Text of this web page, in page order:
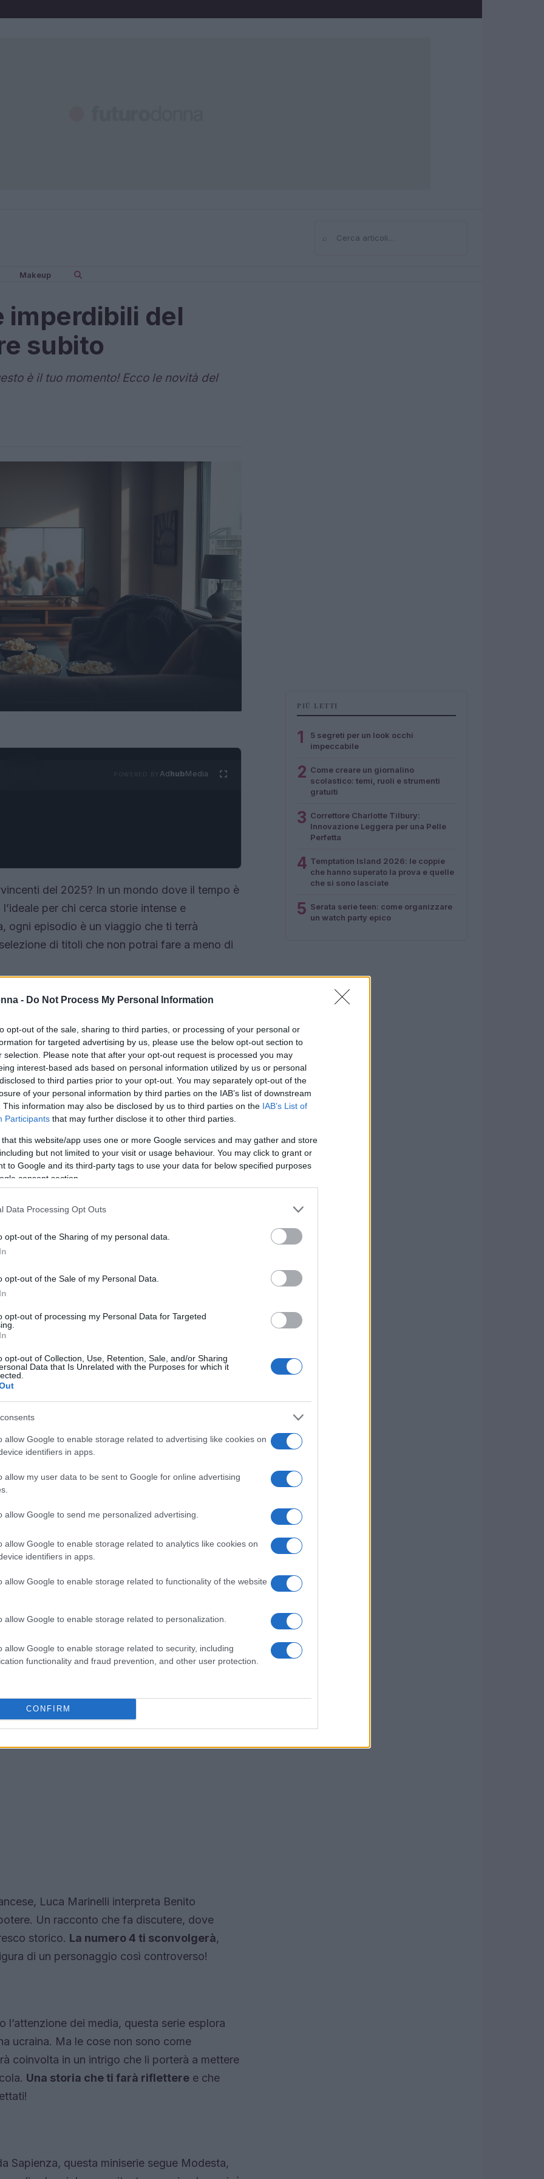
- Do Not Process My Personal Information
opt-out of the sale, sharing to third parties, or processing of your personal or
for targeted advertising by us, please use the below opt-out section to
selection. Please note that after your opt-out request is processed you may
interest-based ads based on personal information utilized by us or personal
to third parties prior to your opt-out. You may separately opt-out of the
of your personal information by third parties on the IAB’s list of downstream
This information may also be disclosed by us to third parties on the IAB’s List of
Participants that may further disclose it to other third parties.
that this website/app uses one or more Google services and may gather and store
but not limited to your visit or usage behaviour. You may click to grant or
to Google and its third-party tags to use your data for below specified purposes
consent section.
Data Processing Opt Outs
opt-out of the Sharing of my personal data.
opt-out of the Sale of my Personal Data.
opt-out of processing my Personal Data for Targeted
opt-out of Collection, Use, Retention, Sale, and/or Sharing
Data that Is Unrelated with the Purposes for which it
allow Google to enable storage related to advertising like cookies on
identifiers in apps.
allow my user data to be sent to Google for online advertising
allow Google to send me personalized advertising.
allow Google to enable storage related to analytics like cookies on
identifiers in apps.
allow Google to enable storage related to functionality of the website
allow Google to enable storage related to personalization.
allow Google to enable storage related to security, including
functionality and fraud prevention, and other user protection.
CONFIRM
⌕Cerca
Makeup
imperdibili del
subito
è il tuo momento! Ecco le novità del
AdhubMedia
del 2025? In un mondo dove il tempo è
per chi cerca storie intense e
ogni episodio è un viaggio che ti terrà
di titoli che non potrai fare a meno di
questa miniserie in otto episodi su
familiare. Chloe e Nicky, due sorelle
da un omicidio che le costringe a
episodio dopo episodio mentre segreti
mai a cosa scopriranno!
non puoi perderti questa serie. Ambientata
Cordelia Cupp (Uzo Aduba) che deve
cena di stato. Ogni invitato diventa un
la verità si fa sempre più sfuggente. La prima
è una miniserie che promette di
stellare, tra cui Kim Rossi Stuart, la storia
con i cambiamenti politici e sociali. Sarà
sopraffatto dalla nuova borghesia?
Un
Luca Marinelli interpreta Benito
Un racconto che fa discutere, dove
storico. La numero 4 ti sconvolgerà,
di un personaggio così controverso!
l’attenzione dei media, questa serie esplora
ucraina. Ma le cose non sono come
coinvolta in un intrigo che li porterà a mettere
Una storia che ti farà riflettere e che
Sapienza, questa miniserie segue Modesta,
PIÙ LETTI
1
5 segreti per un look occhi
impeccabile
2 Come creare un giornalino
scolastico: temi, ruoli e strumenti
gratuiti
3 Correttore Charlotte Tilbury:
Innovazione Leggera per una Pelle
Perfetta
4 Temptation Island 2026: le coppie
che hanno superato la prova e quelle
che si sono lasciate
5 Serata serie teen: come organizzare
un watch party epico